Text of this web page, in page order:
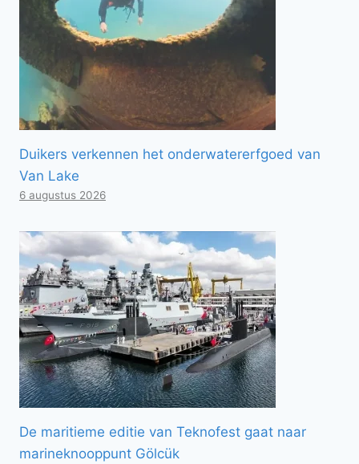
Duikers verkennen het onderwatererfgoed van
Van Lake
6 augustus 2026
De maritieme editie van Teknofest gaat naar
marineknooppunt Gölcük